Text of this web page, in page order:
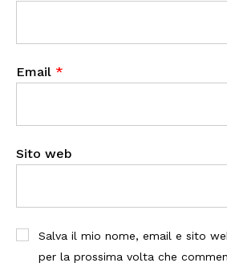
Email *
Sito web
Salva il mio nome, email e sito
per la prossima volta che